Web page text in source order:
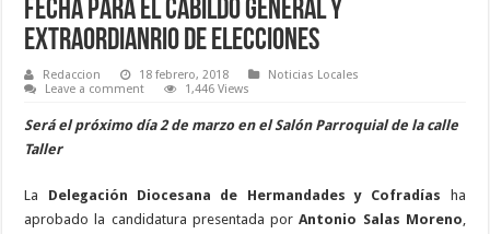
fecha para el Cabildo general y
extraordianrio de elecciones
Redaccion 18 febrero, 2018
Noticias Locales
Leave a comment
1,446 Views
Será el próximo día 2 de marzo en el Salón Parroquial de la calle
Taller
La Delegación Diocesana de Hermandades y Cofradías ha
aprobado la candidatura presentada porAntonio Salas Moreno,